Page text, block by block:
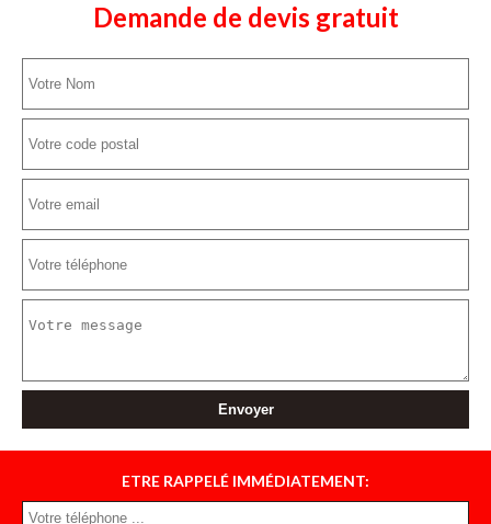
Demande de devis gratuit
ETRE RAPPELÉ IMMÉDIATEMENT: